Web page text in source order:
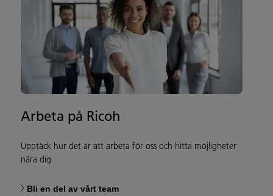
Arbeta på Ricoh
Upptäck hur det är att arbeta för oss och hitta möjligheter
nära dig.
Bli en del av vårt team